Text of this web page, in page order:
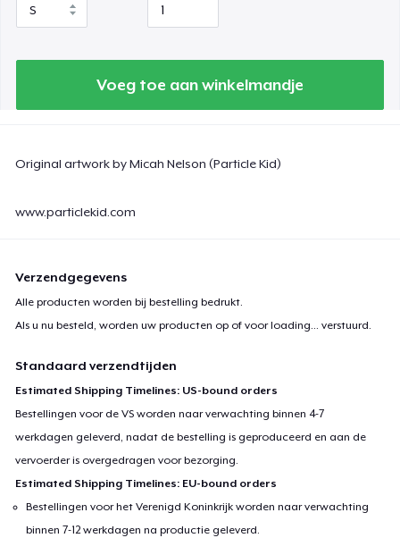
Voeg toe aan winkelmandje
Original artwork by Micah Nelson (Particle Kid)
www.particlekid.com
Verzendgegevens
Alle producten worden bij bestelling bedrukt.
Als u nu besteld, worden uw producten op of voorloading... verstuurd.
Standaard verzendtijden
Estimated Shipping Timelines: US-bound orders
Bestellingen voor de VS worden naar verwachting binnen 4-7
werkdagen geleverd, nadat de bestelling is geproduceerd en aan de
vervoerder is overgedragen voor bezorging.
Estimated Shipping Timelines: EU-bound orders
Bestellingen voor het Verenigd Koninkrijk worden naar verwachting
binnen 7-12 werkdagen na productie geleverd.